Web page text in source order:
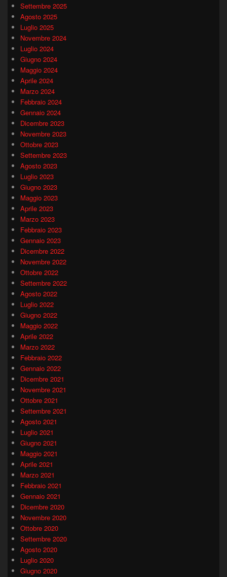
Settembre 2025
Agosto 2025
Luglio 2025
Novembre 2024
Luglio 2024
Giugno 2024
Maggio 2024
Aprile 2024
Marzo 2024
Febbraio 2024
Gennaio 2024
Dicembre 2023
Novembre 2023
Ottobre 2023
Settembre 2023
Agosto 2023
Luglio 2023
Giugno 2023
Maggio 2023
Aprile 2023
Marzo 2023
Febbraio 2023
Gennaio 2023
Dicembre 2022
Novembre 2022
Ottobre 2022
Settembre 2022
Agosto 2022
Luglio 2022
Giugno 2022
Maggio 2022
Aprile 2022
Marzo 2022
Febbraio 2022
Gennaio 2022
Dicembre 2021
Novembre 2021
Ottobre 2021
Settembre 2021
Agosto 2021
Luglio 2021
Giugno 2021
Maggio 2021
Aprile 2021
Marzo 2021
Febbraio 2021
Gennaio 2021
Dicembre 2020
Novembre 2020
Ottobre 2020
Settembre 2020
Agosto 2020
Luglio 2020
Giugno 2020